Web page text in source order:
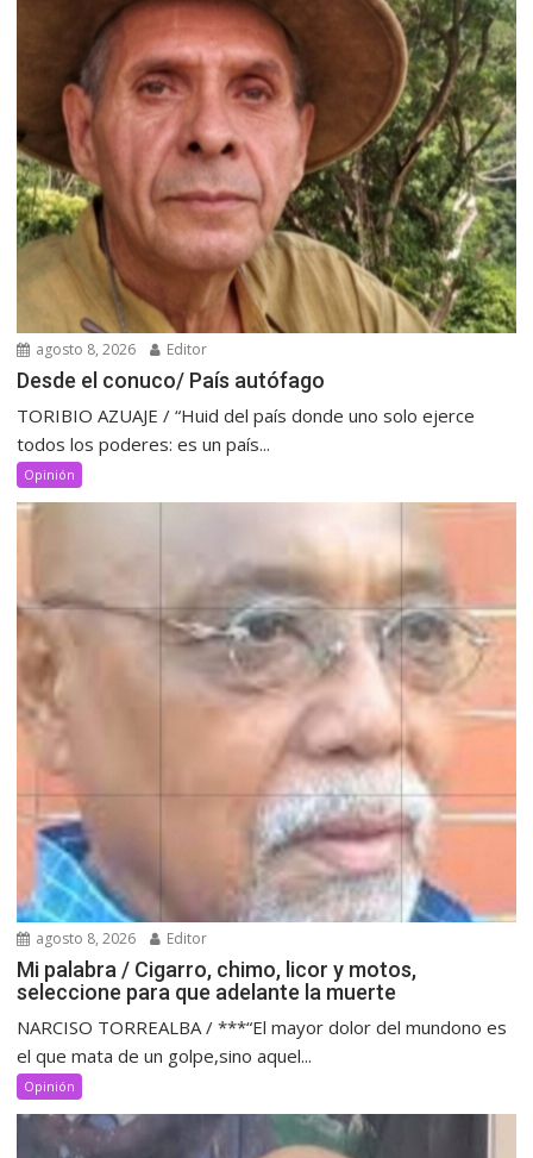
agosto 8, 2026 Editor
Desde el conuco/ País autófago
TORIBIO AZUAJE / “Huid del país donde uno solo ejerce
todos los poderes: es un país...
Opinión
agosto 8, 2026 Editor
Mi palabra / Cigarro, chimo, licor y motos,
seleccione para que adelante la muerte
NARCISO TORREALBA / ***“El mayor dolor del mundono es
el que mata de un golpe,sino aquel...
Opinión